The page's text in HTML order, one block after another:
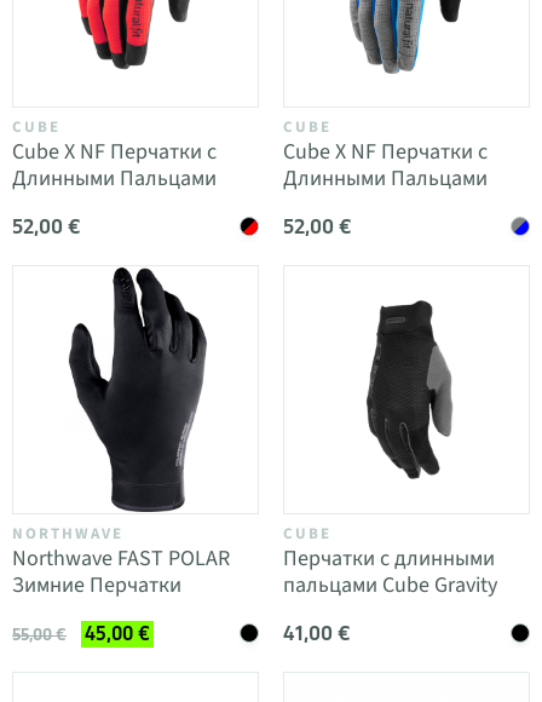
CUBE
Cube X NF Перчатки с
Длинными Пальцами
52,00 €
CUBE
Cube X NF Перчатки с
Длинными Пальцами
52,00 €
NORTHWAVE
Northwave FAST POLAR
Зимние Перчатки
55,00 € 45,00 €
CUBE
Перчатки с длинными
пальцами Cube Gravity
41,00 €